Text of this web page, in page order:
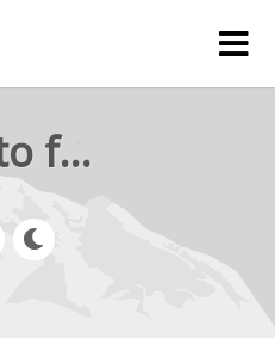
rejetto forum